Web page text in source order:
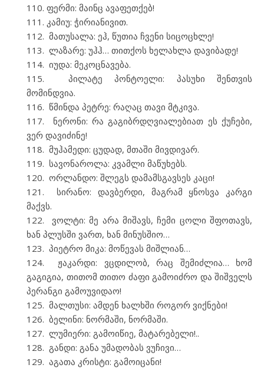
ფერმი: მაინც ავაფეთქებ!
კამიუ: ჭირიანივით.
მათუსალა: ეჰ, წუთია ჩვენი სიცოცხლე!
ლაზარე: უჰჰ… თითქოს ხელახლა დავიბადე!
იუდა: მეკოცნავება.
პილატე პონტოელი: პასუხი შენთვის
მომინდვია.
წმინდა პეტრე: რაღაც თავი მტკივა.
ნერონი: რა გაგიბრდღვიალებიათ ეს ქუჩები,
ვერ დავიძინე!
მუჰამედი: ცუდად, მთაში მივდივარ.
სავონაროლა: კვამლი მაწუხებს.
ორლანდო: შლეგს დამამსგავსეს კაცი!
სირანო: დავბერდი, მაგრამ ყნოსვა კარგი
მაქვს.
ვოლტი: მე არა მიშავს, ჩემი ცოლი შფოთავს,
ხან პლუსში ვართ, ხან მინუსშიო…
პიეტრო მიკა: მოწევას მიშლიან…
ჟაკარდი: ვცდილობ, რაც შემიძლია… ხომ
გაგიგია, თითომ თითო ძაფი გამოიძრო და შიშველს
პერანგი გამოუვიდაო!
მალთუსი: ამდენ ხალხში როგორ ვიქნები!
ბელინი: ნორმაში, ნორმაში.
ლუმიერი: გამოიწიე, მატარებელი!..
განდი: განა უმადობას ვუჩივი…
აგათა კრისტი: გამოიცანი!